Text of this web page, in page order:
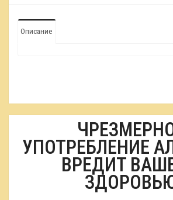
Описание
УПОТРЕБЛЕНИЕ
ВРЕДИТ